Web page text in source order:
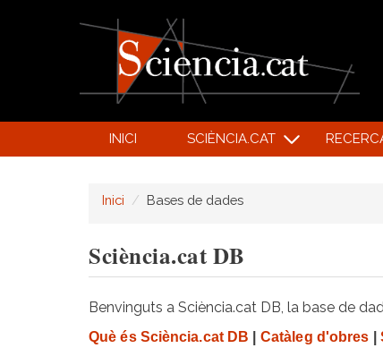
INICI SCIÈNCIA.CAT
Inici Bases de dades
Sciència.cat DB
Benvinguts a Sciència.cat DB, la base de
Què és Sciència.cat DB Catàleg d'obres